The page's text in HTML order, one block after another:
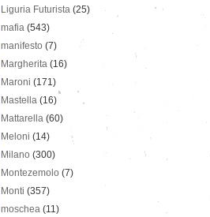
Liguria Futurista (25)
mafia (543)
manifesto (7)
Margherita (16)
Maroni (171)
Mastella (16)
Mattarella (60)
Meloni (14)
Milano (300)
Montezemolo (7)
Monti (357)
moschea (11)